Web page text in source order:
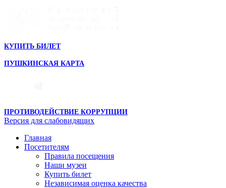
КУПИТЬ БИЛЕТ
ПУШКИНСКАЯ КАРТА
ПРОТИВОДЕЙСТВИЕ КОРРУПЦИИ
Версия для слабовидящих
Главная
Посетителям
Правила посещения
Наши музеи
Купить билет
Независимая оценка качества